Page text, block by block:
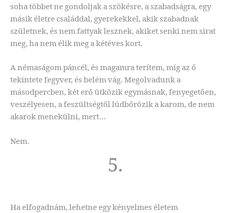
soha többet ne gondoljak a szökésre, a szabadságra, egy
másik életre családdal, gyerekekkel, akik szabadnak
születnek, és nem fattyak lesznek, akiket senki nem sirat
meg, ha nem élik meg a kétéves kort.
A némaságom páncél, és magamra terítem, míg az ő
tekintete fegyver, és belém vág. Megolvadunk a
másodpercben, két erő ütközik egymásnak, fenyegetően,
veszélyesen, a feszültségtől lúdbőrözik a karom, de nem
akarok menekülni, mert…
Nem.
5.
Ha elfogadnám, lehetne egy kényelmes életem